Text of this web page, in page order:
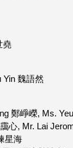
堯
Yin 魏語然
鄭崢嶸, Ms.
心, Mr. Lai
星海